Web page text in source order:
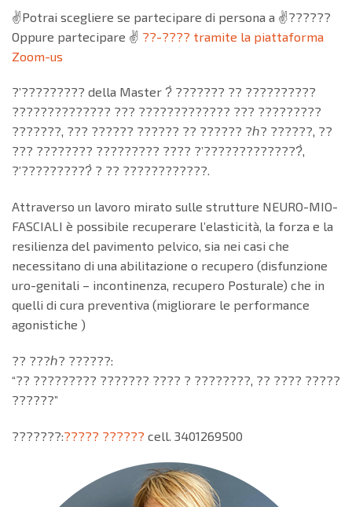
✌️Potrai scegliere se partecipare di persona a ✌️??????
Oppure partecipare ✌️ ??-???? tramite la piattaforma
Zoom-us
?’????????? della Master ?̀ ??????? ?? ??????????
?????????????? ??? ????????????? ??? ?????????
???????, ??? ?????? ?????? ?? ?????? ?ℎ? ??????, ??
??? ???????? ????????? ???? ?’??????????????̀,
?’??????????̀ ? ?? ????????????.
Attraverso un lavoro mirato sulle strutture NEURO-MIO-
FASCIALI è possibile recuperare l’elasticità, la forza e la
resilienza del pavimento pelvico, sia nei casi che
necessitano di una abilitazione o recupero (disfunzione
uro-genitali – incontinenza, recupero Posturale) che in
quelli di cura preventiva (migliorare le performance
agonistiche )
?? ???ℎ? ??????:
“?? ????????? ??????? ???? ? ????????, ?? ???? ?????
??????”
???????:????? ?????? cell. 3401269500